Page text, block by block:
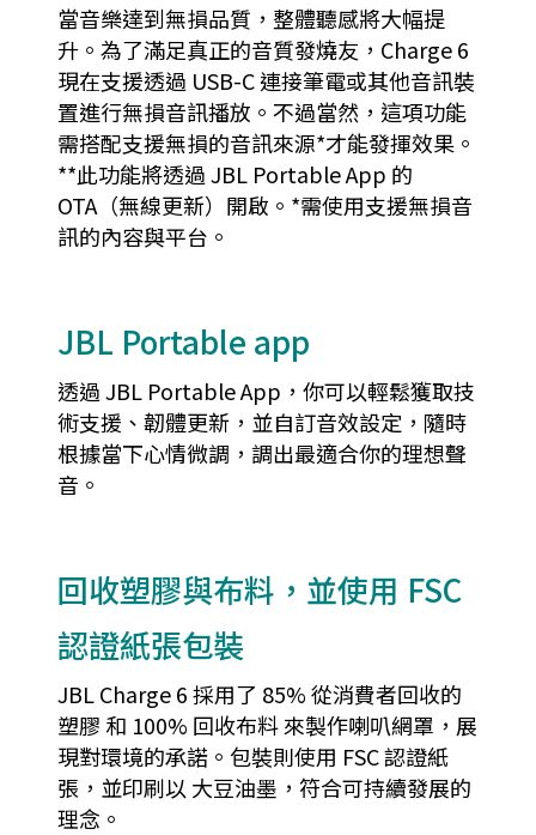
當音樂達到無損品質，整體聽感將大幅提
升。為了滿足真正的音質發燒友，Charge 6
現在支援透過 USB-C 連接筆電或其他音訊裝
置進行無損音訊播放。不過當然，這項功能
需搭配支援無損的音訊來源*才能發揮效果。
**此功能將透過 JBL Portable App 的
OTA（無線更新）開啟。*需使用支援無損音
訊的內容與平台。
JBL Portable app
透過 JBL Portable App，你可以輕鬆獲取技
術支援、韌體更新，並自訂音效設定，隨時
根據當下心情微調，調出最適合你的理想聲
音。
回收塑膠與布料，並使用 FSC
認證紙張包裝
JBL Charge 6 採用了 85% 從消費者回收的
塑膠 和 100% 回收布料 來製作喇叭網罩，展
現對環境的承諾。包裝則使用 FSC 認證紙
張，並印刷以 大豆油墨，符合可持續發展的
理念。